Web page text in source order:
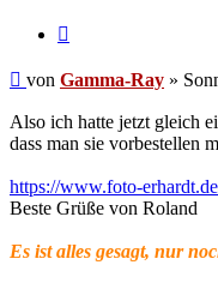
Beitrag
von Gamma-Ray »
Also ich hatte jetzt gleich
dass man sie vorbestellen
https://www.foto-
Beste Grüße von Roland
Es ist alles gesagt, nur